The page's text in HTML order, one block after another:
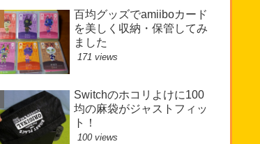
百均グッズでamiiboカード
を美しく収納・保管してみ
ました
171 views
Switchのホコリよけに100
均の麻袋がジャストフィッ
ト！
100 views